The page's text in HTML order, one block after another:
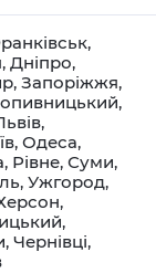
,
, Дніпро,
, Запоріжжя,
,
,
, Одеса,
, Рівне, Суми,
, Ужгород,
,
,
, Чернівці,